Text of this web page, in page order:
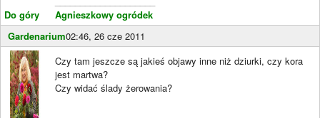
Do góry
Agnieszkowy ogródek
Gardenarium02:46, 26 cze 2011
Czy tam jeszcze są jakieś objawy inne niż dziurki, czy kora
jest martwa?
Czy widać ślady żerowania?